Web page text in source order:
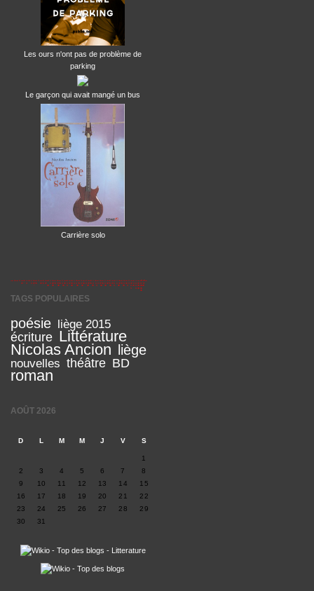
Les ours n'ont pas de problème de
parking
Le garçon qui avait mangé un bus
Carrière solo
TAGS POPULAIRES
poésie liège 2015
écriture Littérature
Nicolas Ancion liège
nouvelles théâtre BD
roman
AOÛT 2026
D L M M J V S
1
2
3 4 5 6 7
8
9
10 11 12 13 14
15
16
17 18 19 20 21
22
23
24 25 26 27 28
29
30
31